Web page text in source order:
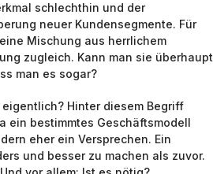
schlechthin und der
neuer Kundensegmente. Für
Mischung aus herrlichem
zugleich. Kann man sie überhaupt
man es sogar?
Hinter diesem Begriff
bestimmtes Geschäftsmodell
eher ein Versprechen. Ein
und besser zu machen als zuvor.